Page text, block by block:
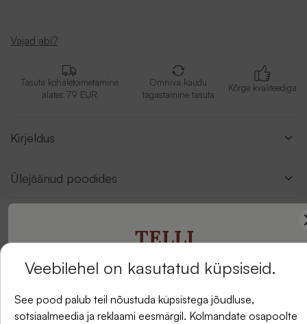
Vajad abi?
Tasuta kohaletoimetamine
alates 79 EUR
Omniva kaudu
tagastamine tasuta
Kõrge kvaliteediga
Kirjeldus
Ülejäänud poodides
Arvustused
TELLI
UUDISKIRI
Veebilehel on kasutatud küpsiseid.
See pood palub teil nõustuda küpsistega jõudluse,
sotsiaalmeedia ja reklaami eesmärgil. Kolmandate osapoolte